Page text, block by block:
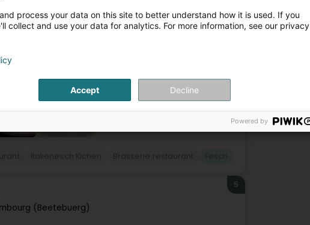
Kichen, mat vill Suergfalt preparéiert vun eisem
familiär Ambiance op der Plaz oder gemittlech bei Iech
Route
(Beetebuerg)
5
process your data on this site to better understand how it is used. If you
collect and use your data for analytics. For more information, see our privacy
Accept Decline
Powered by